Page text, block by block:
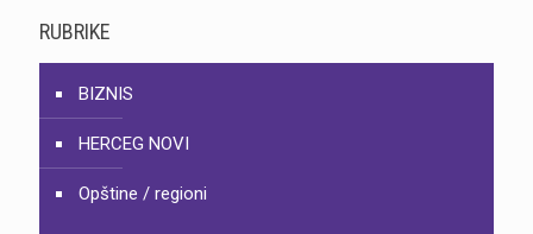
RUBRIKE
BIZNIS
HERCEG NOVI
Opštine / regioni